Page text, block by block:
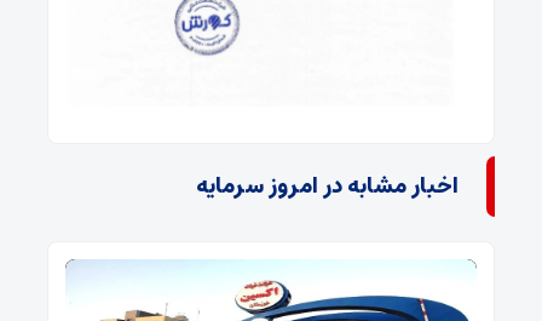
اخبار مشابه در امروز سرمایه